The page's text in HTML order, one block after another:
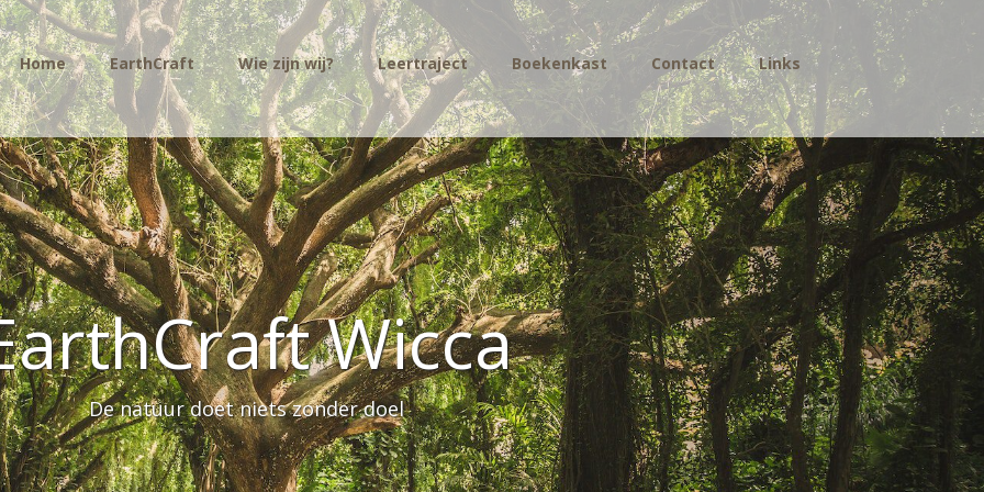
Home EarthCraft Wie zijn wij? Leertraject Boekenkast Contact Links
Wicca
De natuur doet niets zonder doel